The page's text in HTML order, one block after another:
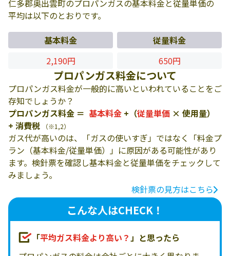
仁多郡奥出雲町のプロパンガスの基本料金と従量単価の
平均は以下のとおりです。
基本料金
従量料金
2,190円
650円
プロパンガス料金について
プロパンガス料金が一般的に高いといわれていることをご
存知でしょうか？
プロパンガス料金 ＝ 基本料金 +（従量単価 × 使用量）
+ 消費税
（※1,2）
ガス代が高いのは、「ガスの使いすぎ」ではなく「料金プ
ラン（基本料金/従量単価）」に原因がある可能性があり
ます。検針票を確認し基本料金と従量単価をチェックして
みましょう。
検針票の見方はこちら
こんな人はCHECK！
「平均ガス料金より高い？」と思ったら